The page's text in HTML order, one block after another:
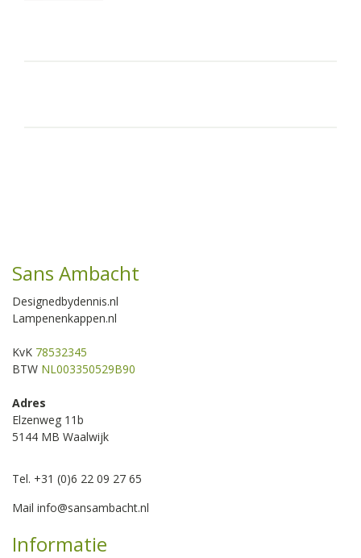
Sans Ambacht
Designedbydennis.nl
Lampenenkappen.nl
KvK 78532345
BTW NL003350529B90
Adres
Elzenweg 11b
5144 MB Waalwijk
Tel. +31 (0)6 22 09 27 65
Mail info@sansambacht.nl
Informatie